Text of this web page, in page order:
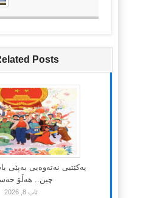
Posts
یەکێتیی نەتەوەیی بەپێی
چین.. هەڵۆ
ئاب 8, 2026